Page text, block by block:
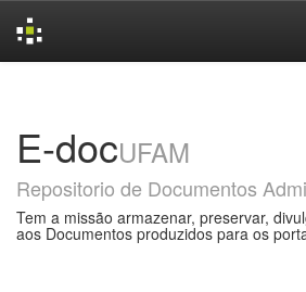
E-docUFAM
Repositorio de Documentos
Tem a missão armazenar, preservar,
aos Documentos produzidos para os